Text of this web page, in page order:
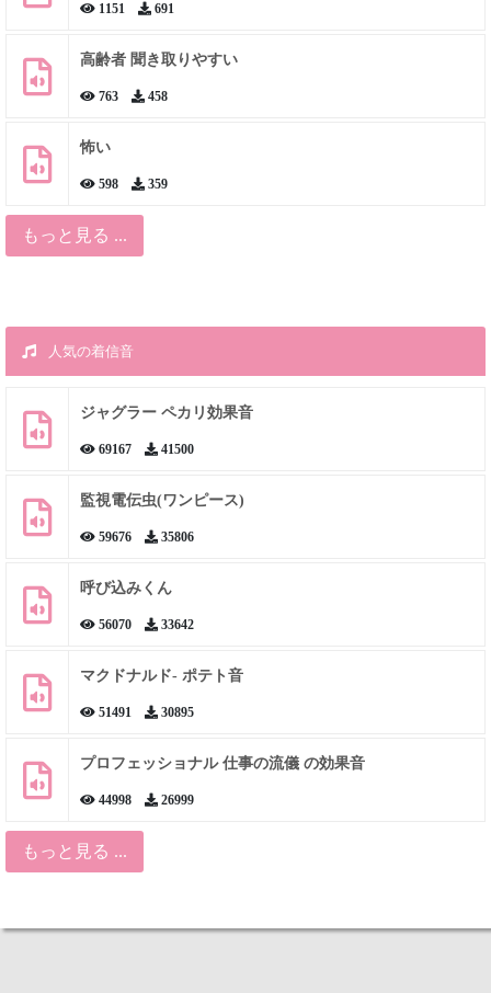
1151 691
高齢者 聞き取りやすい
763 458
怖い
598 359
もっと見る ...
人気の着信音
ジャグラー ペカリ効果音
69167 41500
監視電伝虫(ワンピース)
59676 35806
呼び込みくん
56070 33642
マクドナルド- ポテト音
51491 30895
プロフェッショナル 仕事の流儀 の効果音
44998 26999
もっと見る ...